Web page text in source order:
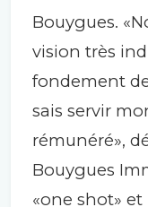
Bouygues.
vision très
fondement
sais servir
rémunéré»,
Bouygues
«one shot»